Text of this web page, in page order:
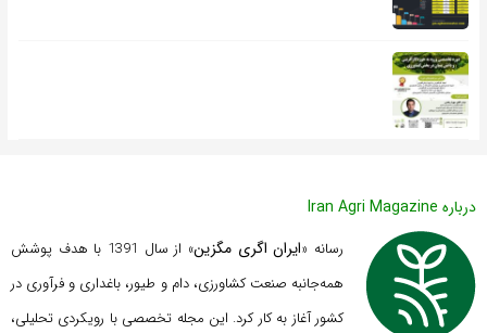
درباره Iran Agri Magazine
رسانه «ایران اگری مگزین
» از سال 1391 با هدف پوشش
همه‌جانبه صنعت کشاورزی، دام و طیور، باغداری و فرآوری در
کشور آغاز به کار کرد. این مجله تخصصی با رویکردی تحلیلی،